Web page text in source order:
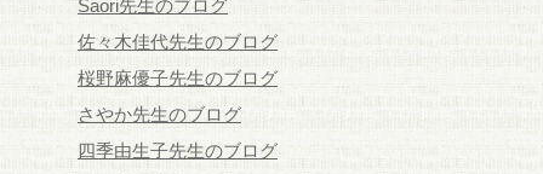
Saori先生のブログ
佐々木佳代先生のブログ
桜野麻優子先生のブログ
さやか先生のブログ
四季由生子先生のブログ